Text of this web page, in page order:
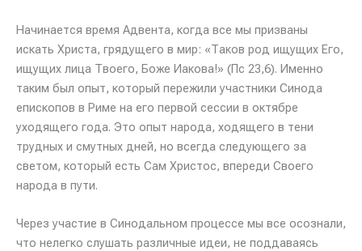
Начинается время Адвента, когда все мы призваны
искать Христа, грядущего в мир: «Таков род ищущих Его,
ищущих лица Твоего, Боже Иакова!» (Пс 23,6). Именно
таким был опыт, который пережили участники Синода
епископов в Риме на его первой сессии в октябре
уходящего года. Это опыт народа, ходящего в тени
трудных и смутных дней, но всегда следующего за
светом, который есть Сам Христос, впереди Своего
народа в пути.
Через участие в Синодальном процессе мы все осознали,
что нелегко слушать различные идеи, не поддаваясь